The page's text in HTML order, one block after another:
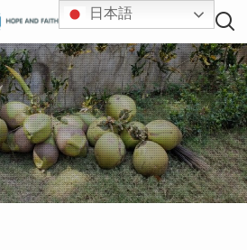
日本語